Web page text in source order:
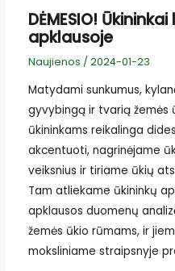
DĖMESIO!
apklausoje
Naujienos / 2024-01-23
Matydami sunkumus,
gyvybingą ir tvarią žemės
ūkininkams reikalinga
akcentuoti, nagrinėjame
veiksnius ir tiriame ūkių
Tam atliekame ūkininkų
apklausos duomenų
žemės ūkio rūmams, ir
moksliniame straipsnyje